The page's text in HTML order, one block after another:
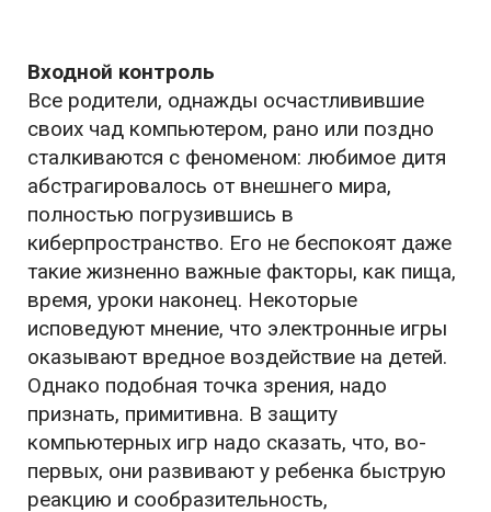
Входной контроль
Все родители, однажды осчастливившие
своих чад компьютером, рано или поздно
сталкиваются с феноменом: любимое дитя
абстрагировалось от внешнего мира,
полностью погрузившись в
киберпространство. Его не беспокоят даже
такие жизненно важные факторы, как пища,
время, уроки наконец. Некоторые
исповедуют мнение, что электронные игры
оказывают вредное воздействие на детей.
Однако подобная точка зрения, надо
признать, примитивна. В защиту
компьютерных игр надо сказать, что, во-
первых, они развивают у ребенка быструю
реакцию и сообразительность,